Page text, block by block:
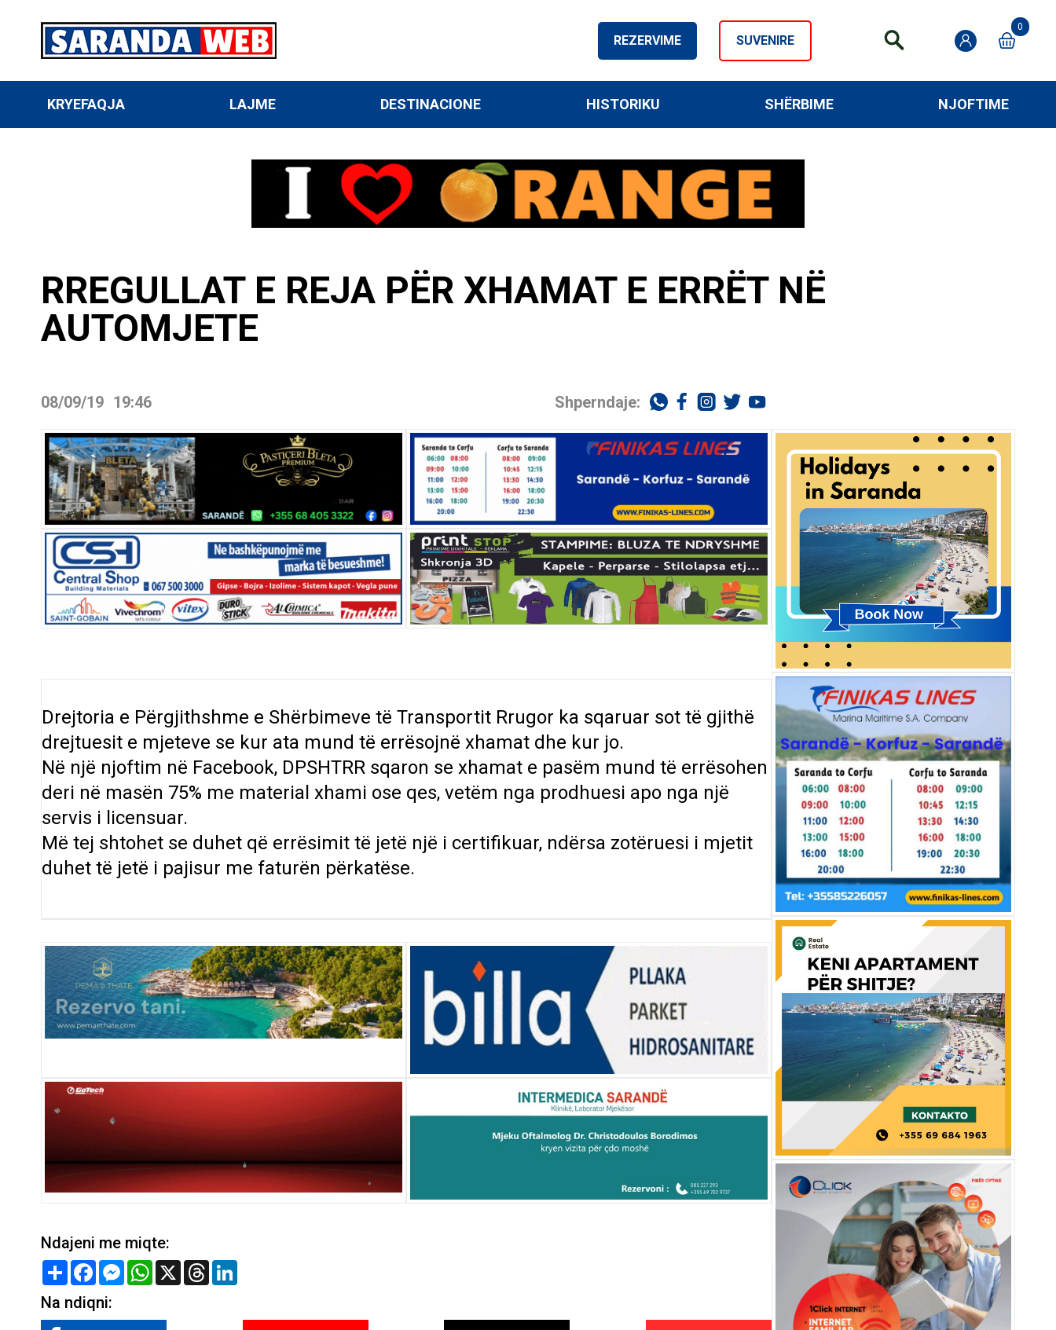
REZERVIME SUVENIRE
0
KRYEFAQJA LAJME DESTINACIONE HISTORIKU SHËRBIME NJOFTIME
RREGULLAT E REJA PËR XHAMAT E ERRËT NË
AUTOMJETE
08/09/19 19:46 Shperndaje:
Drejtoria e Përgjithshme e Shërbimeve të Transportit Rrugor ka sqaruar sot të gjithë
drejtuesit e mjeteve se kur ata mund të errësojnë xhamat dhe kur jo.
Në një njoftim në Facebook, DPSHTRR sqaron se xhamat e pasëm mund të errësohen
deri në masën 75% me material xhami ose qes, vetëm nga prodhuesi apo nga një
servis i licensuar.
Më tej shtohet se duhet që errësimit të jetë një i certifikuar, ndërsa zotëruesi i mjetit
duhet të jetë i pajisur me faturën përkatëse.
Ndajeni me miqte:
Share FacebookMessenger
WhatsApp
X Threads
Na ndiqni: